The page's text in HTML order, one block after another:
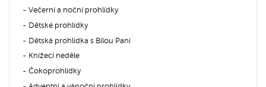
Večerní a noční prohlídky
Dětské prohlídky
Dětská prohlídka s Bílou Paní
Knížecí neděle
Čokoprohlídky